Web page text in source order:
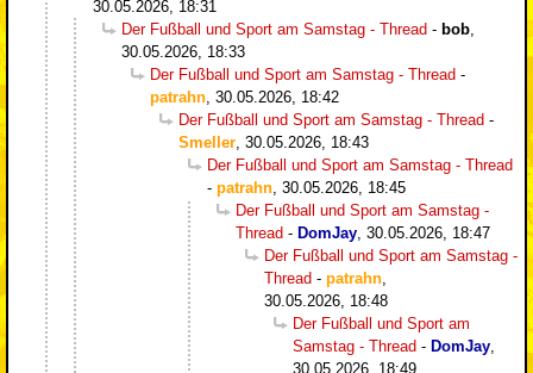
30.05.2026, 18:31
Der Fußball und Sport am Samstag - Thread - bob
30.05.2026, 18:33
Der Fußball und Sport am Samstag - Thread -
patrahn 30.05.2026, 18:42
Der Fußball und Sport am Samstag - Thread -
Smeller 30.05.2026, 18:43
Der Fußball und Sport am Samstag - Thread
- patrahn 30.05.2026, 18:45
Der Fußball und Sport am Samstag -
Thread - DomJay 30.05.2026, 18:47
Der Fußball und Sport am Samstag -
Thread - patrahn
30.05.2026, 18:48
Der Fußball und Sport am
Samstag - Thread - DomJay
30.05.2026, 18:49